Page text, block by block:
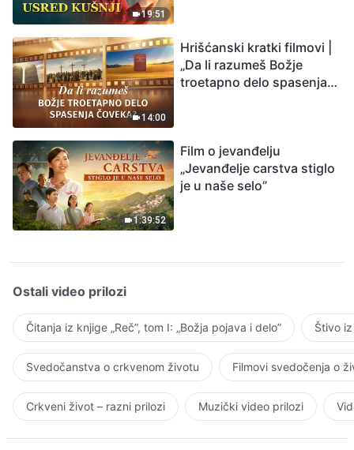
19:51
14:00
Hrišćanski kratki filmovi |
„Da li razumeš Božje
troetapno delo spasenja
1:39:52
Film o jevanđelju
„Jevanđelje carstva stiglo
je u naše selo”
Ostali video prilozi
Čitanja iz knjige „Reč”, tom I: „Božja pojava i delo” Štivo
Svedočanstva o crkvenom životu Filmovi svedočenja o
Crkveni život – razni prilozi Muzički video prilozi